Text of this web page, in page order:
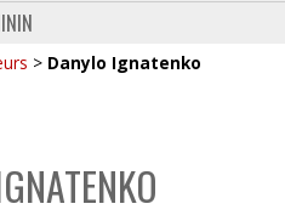
> Danylo Ignatenko